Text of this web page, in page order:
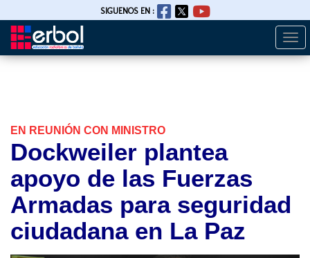
Pasar
SIGUENOS EN :
EN REUNIÓN CON MINISTRO
Dockweiler plantea
apoyo de las Fuerzas
Armadas para seguridad
ciudadana en La Paz